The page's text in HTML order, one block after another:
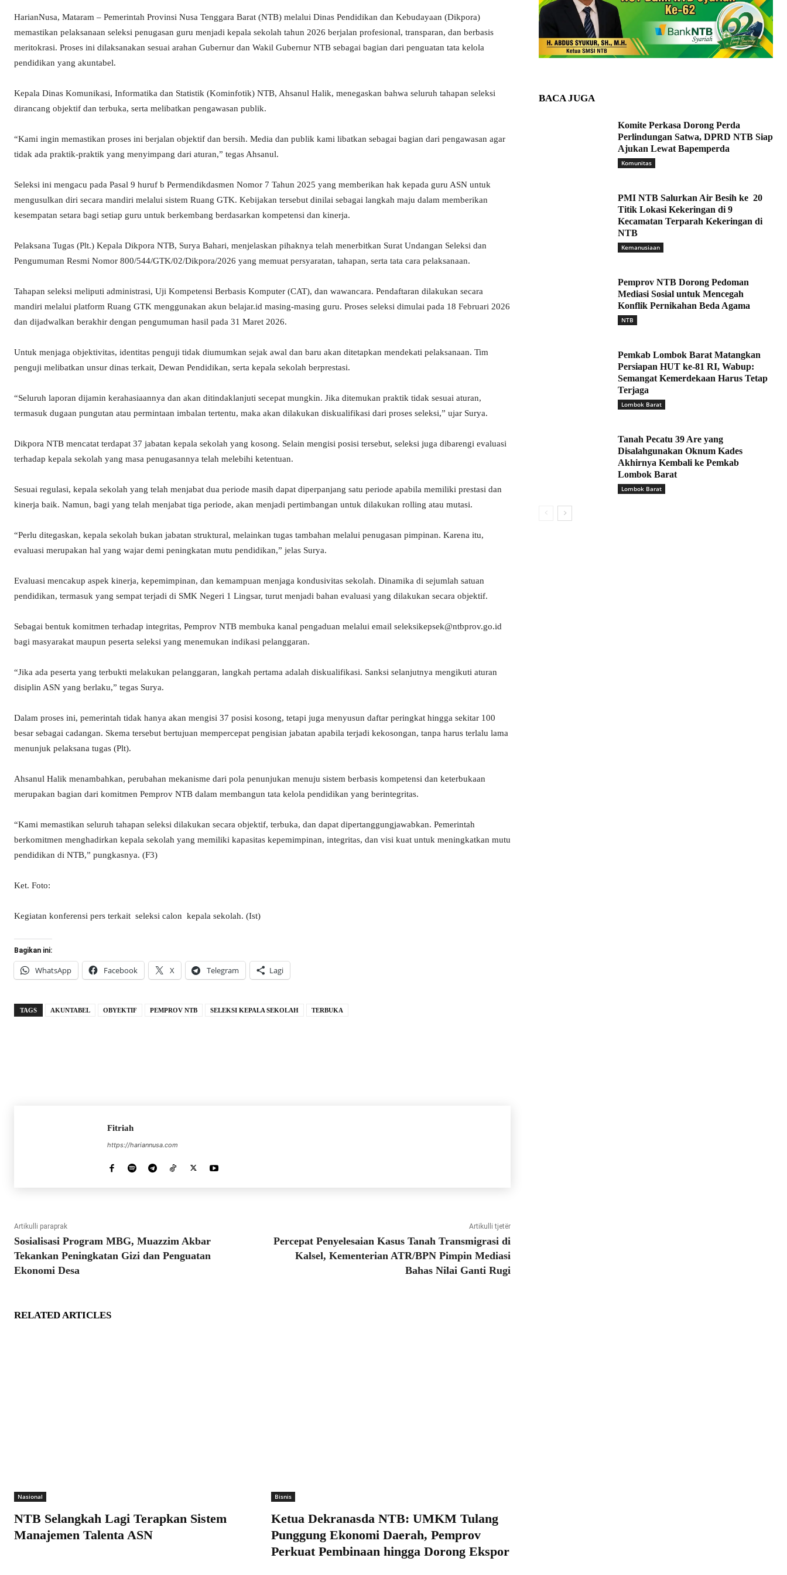
HarianNusa, Mataram – Pemerintah Provinsi Nusa Tenggara Barat (NTB) melalui Dinas Pendidikan dan Kebudayaan (Dikpora)
memastikan pelaksanaan seleksi penugasan guru menjadi kepala sekolah tahun 2026 berjalan profesional, transparan, dan berbasis
meritokrasi. Proses ini dilaksanakan sesuai arahan Gubernur dan Wakil Gubernur NTB sebagai bagian dari penguatan tata kelola
pendidikan yang akuntabel.
Kepala Dinas Komunikasi, Informatika dan Statistik (Kominfotik) NTB, Ahsanul Halik, menegaskan bahwa seluruh tahapan seleksi
dirancang objektif dan terbuka, serta melibatkan pengawasan publik.
“Kami ingin memastikan proses ini berjalan objektif dan bersih. Media dan publik kami libatkan sebagai bagian dari pengawasan agar
tidak ada praktik-praktik yang menyimpang dari aturan,” tegas Ahsanul.
Seleksi ini mengacu pada Pasal 9 huruf b Permendikdasmen Nomor 7 Tahun 2025 yang memberikan hak kepada guru ASN untuk
mengusulkan diri secara mandiri melalui sistem Ruang GTK. Kebijakan tersebut dinilai sebagai langkah maju dalam memberikan
kesempatan setara bagi setiap guru untuk berkembang berdasarkan kompetensi dan kinerja.
Pelaksana Tugas (Plt.) Kepala Dikpora NTB, Surya Bahari, menjelaskan pihaknya telah menerbitkan Surat Undangan Seleksi dan
Pengumuman Resmi Nomor 800/544/GTK/02/Dikpora/2026 yang memuat persyaratan, tahapan, serta tata cara pelaksanaan.
Tahapan seleksi meliputi administrasi, Uji Kompetensi Berbasis Komputer (CAT), dan wawancara. Pendaftaran dilakukan secara
mandiri melalui platform Ruang GTK menggunakan akun belajar.id masing-masing guru. Proses seleksi dimulai pada 18 Februari 2026
dan dijadwalkan berakhir dengan pengumuman hasil pada 31 Maret 2026.
Untuk menjaga objektivitas, identitas penguji tidak diumumkan sejak awal dan baru akan ditetapkan mendekati pelaksanaan. Tim
penguji melibatkan unsur dinas terkait, Dewan Pendidikan, serta kepala sekolah berprestasi.
“Seluruh laporan dijamin kerahasiaannya dan akan ditindaklanjuti secepat mungkin. Jika ditemukan praktik tidak sesuai aturan,
termasuk dugaan pungutan atau permintaan imbalan tertentu, maka akan dilakukan diskualifikasi dari proses seleksi,” ujar Surya.
Dikpora NTB mencatat terdapat 37 jabatan kepala sekolah yang kosong. Selain mengisi posisi tersebut, seleksi juga dibarengi evaluasi
terhadap kepala sekolah yang masa penugasannya telah melebihi ketentuan.
Sesuai regulasi, kepala sekolah yang telah menjabat dua periode masih dapat diperpanjang satu periode apabila memiliki prestasi dan
kinerja baik. Namun, bagi yang telah menjabat tiga periode, akan menjadi pertimbangan untuk dilakukan rolling atau mutasi.
“Perlu ditegaskan, kepala sekolah bukan jabatan struktural, melainkan tugas tambahan melalui penugasan pimpinan. Karena itu,
evaluasi merupakan hal yang wajar demi peningkatan mutu pendidikan,” jelas Surya.
Evaluasi mencakup aspek kinerja, kepemimpinan, dan kemampuan menjaga kondusivitas sekolah. Dinamika di sejumlah satuan
pendidikan, termasuk yang sempat terjadi di SMK Negeri 1 Lingsar, turut menjadi bahan evaluasi yang dilakukan secara objektif.
Sebagai bentuk komitmen terhadap integritas, Pemprov NTB membuka kanal pengaduan melalui email seleksikepsek@ntbprov.go.id
bagi masyarakat maupun peserta seleksi yang menemukan indikasi pelanggaran.
“Jika ada peserta yang terbukti melakukan pelanggaran, langkah pertama adalah diskualifikasi. Sanksi selanjutnya mengikuti aturan
disiplin ASN yang berlaku,” tegas Surya.
Dalam proses ini, pemerintah tidak hanya akan mengisi 37 posisi kosong, tetapi juga menyusun daftar peringkat hingga sekitar 100
besar sebagai cadangan. Skema tersebut bertujuan mempercepat pengisian jabatan apabila terjadi kekosongan, tanpa harus terlalu lama
menunjuk pelaksana tugas (Plt).
Ahsanul Halik menambahkan, perubahan mekanisme dari pola penunjukan menuju sistem berbasis kompetensi dan keterbukaan
merupakan bagian dari komitmen Pemprov NTB dalam membangun tata kelola pendidikan yang berintegritas.
“Kami memastikan seluruh tahapan seleksi dilakukan secara objektif, terbuka, dan dapat dipertanggungjawabkan. Pemerintah
berkomitmen menghadirkan kepala sekolah yang memiliki kapasitas kepemimpinan, integritas, dan visi kuat untuk meningkatkan mutu
pendidikan di NTB,” pungkasnya. (F3)
Ket. Foto:
Kegiatan konferensi pers terkait seleksi calon kepala sekolah. (Ist)
Bagikan ini:
WhatsApp Facebook X Telegram Lagi
TAGS AKUNTABEL OBYEKTIF PEMPROV NTB SELEKSI KEPALA SEKOLAH TERBUKA
Fitriah
https://hariannusa.com
Artikulli paraprak
Sosialisasi Program MBG, Muazzim Akbar
Tekankan Peningkatan Gizi dan Penguatan
Ekonomi Desa
Artikulli tjetër
Percepat Penyelesaian Kasus Tanah Transmigrasi di
Kalsel, Kementerian ATR/BPN Pimpin Mediasi
Bahas Nilai Ganti Rugi
RELATED ARTICLES
Nasional
NTB Selangkah Lagi Terapkan Sistem
Manajemen Talenta ASN
Bisnis
Ketua Dekranasda NTB: UMKM Tulang
Punggung Ekonomi Daerah, Pemprov
Perkuat Pembinaan hingga Dorong Ekspor
BACA JUGA
Komite Perkasa Dorong Perda
Perlindungan Satwa, DPRD NTB Siap
Ajukan Lewat Bapemperda
Komunitas
PMI NTB Salurkan Air Besih ke 20
Titik Lokasi Kekeringan di 9
Kecamatan Terparah Kekeringan di
NTB
Kemanusiaan
Pemprov NTB Dorong Pedoman
Mediasi Sosial untuk Mencegah
Konflik Pernikahan Beda Agama
NTB
Pemkab Lombok Barat Matangkan
Persiapan HUT ke-81 RI, Wabup:
Semangat Kemerdekaan Harus Tetap
Terjaga
Lombok Barat
Tanah Pecatu 39 Are yang
Disalahgunakan Oknum Kades
Akhirnya Kembali ke Pemkab
Lombok Barat
Lombok Barat